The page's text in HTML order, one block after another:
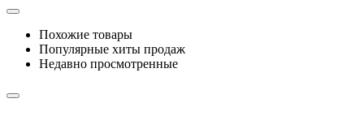
Похожие товары
Популярные хиты продаж
Недавно просмотренные